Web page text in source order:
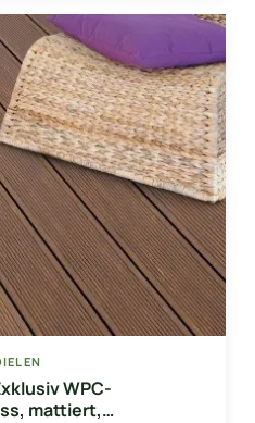
WPC-
mattiert,